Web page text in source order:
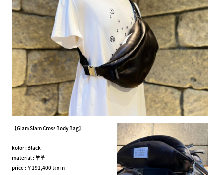
【Glam Slam Cross Body Bag】
kolor : Black
material : 羊革
price : ￥191,400 tax in